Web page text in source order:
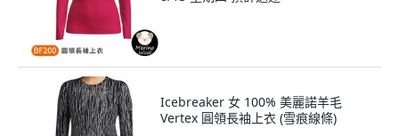
Icebreaker 女 100% 美麗諾羊毛
Vertex 圓領長袖上衣 (雪痕線條)